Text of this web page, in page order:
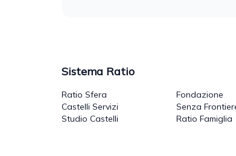
Sistema Ratio
Ratio Sfera
Castelli Servizi
Studio Castelli
Fondazione
Senza
Ratio Famiglia